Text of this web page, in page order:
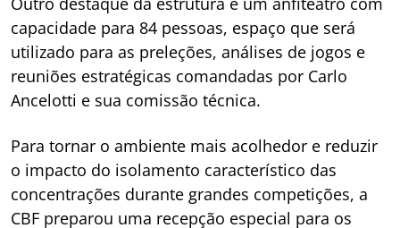
capacidade para 84 pessoas, espaço que será
utilizado para as preleções, análises de jogos e
reuniões estratégicas comandadas por Carlo
Ancelotti e sua comissão técnica.
Para tornar o ambiente mais acolhedor e reduzir
o impacto do isolamento característico das
concentrações durante grandes competições, a
CBF preparou uma recepção especial para os